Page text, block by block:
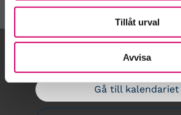
Tillåt urval
Avvisa
Kalendarium
Gå till kalendariet